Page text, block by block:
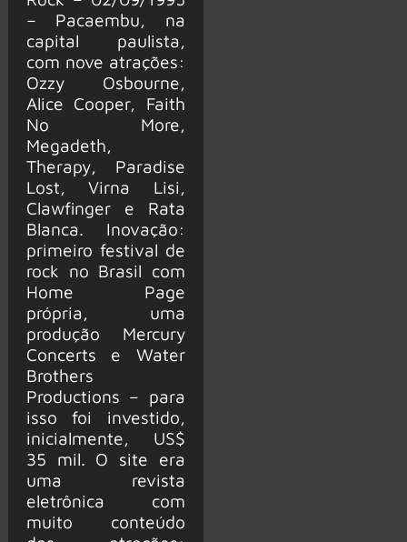
– Pacaembu, na
capital paulista,
com nove atrações:
Ozzy Osbourne,
Alice Cooper, Faith
No More,
Megadeth,
Therapy, Paradise
Lost, Virna Lisi,
Clawfinger e Rata
Blanca. Inovação:
primeiro festival de
rock no Brasil com
Home Page
própria, uma
produção Mercury
Concerts e Water
Brothers
Productions – para
isso foi investido,
inicialmente, US$
35 mil. O site era
uma revista
eletrônica com
muito conteúdo